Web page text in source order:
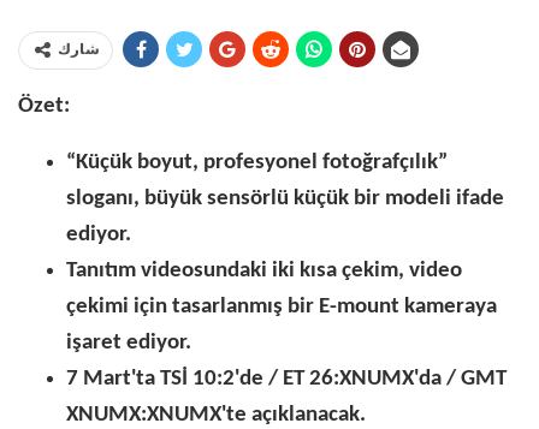
شارك
Özet:
“Küçük boyut, profesyonel fotoğrafçılık”
sloganı, büyük sensörlü küçük bir modeli ifade
ediyor.
Tanıtım videosundaki iki kısa çekim, video
çekimi için tasarlanmış bir E-mount kameraya
işaret ediyor.
7 Mart'ta TSİ 10:2'de / ET 26:XNUMX'da / GMT
XNUMX:XNUMX'te açıklanacak.